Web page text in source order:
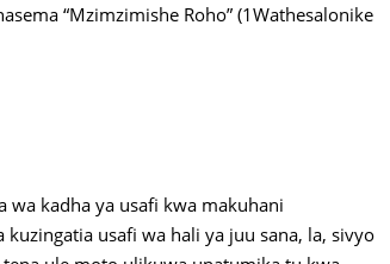
“Mzimzimishe Roho” (1Wathesalonike
wa kadha ya usafi kwa makuhani
usafi wa hali ya juu sana, la, sivyo